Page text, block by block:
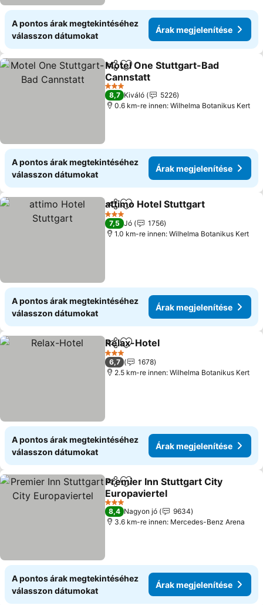
A pontos árak megtekintéséhez
válasszon dátumokat
Árak megjelenítése
Megosztás
Hozzáadás a kedvencekhez
Motel One Stuttgart-Bad
Cannstatt
Árak megjelenítése
3 Kategória
8,7 Kiváló
5226
0.6 km-re innen: Wilhelma Botanikus Kert
A pontos árak megtekintéséhez
válasszon dátumokat
Árak megjelenítése
Megosztás
Hozzáadás a kedvencekhez
attimo Hotel Stuttgart
3 Kategória
7,5 Jó
1756
1.0 km-re innen: Wilhelma Botanikus Kert
A pontos árak megtekintéséhez
válasszon dátumokat
Árak megjelenítése
Megosztás
Hozzáadás a kedvencekhez
Relax-Hotel
3 Kategória
6,7
1678
2.5 km-re innen: Wilhelma Botanikus Kert
A pontos árak megtekintéséhez
válasszon dátumokat
Árak megjelenítése
Megosztás
Hozzáadás a kedvencekhez
Premier Inn Stuttgart City
Europaviertel
Árak megjelenítése
3 Kategória
8,4 Nagyon jó
9634
3.6 km-re innen: Mercedes-Benz Arena
A pontos árak megtekintéséhez
válasszon dátumokat
Árak megjelenítése